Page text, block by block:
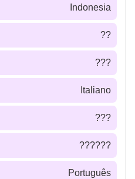
Indonesia
??
???
Italiano
???
??????
Português